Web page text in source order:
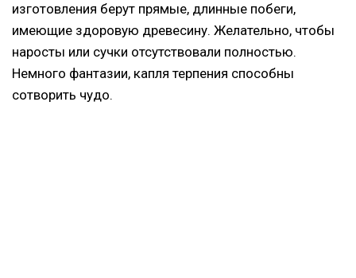
изготовления берут прямые, длинные побеги,
имеющие здоровую древесину. Желательно, чтобы
наросты или сучки отсутствовали полностью.
Немного фантазии, капля терпения способны
сотворить чудо.